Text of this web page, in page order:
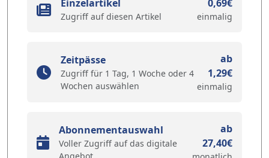
Einzelartikel
Zugriff auf diesen Artikel
0,69€
einmalig
Zeitpässe
Zugriff für 1 Tag, 1 Woche oder 4
Wochen auswählen
ab
1,29€
einmalig
Abonnementauswahl
Voller Zugriff auf das digitale
Angebot
ab
27,40€